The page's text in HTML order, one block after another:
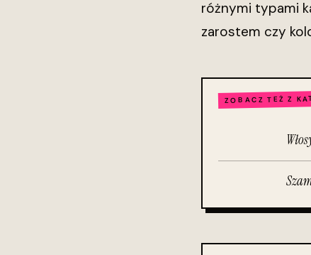
różnymi typami
zarostem czy
ZOBACZ TEŻ Z